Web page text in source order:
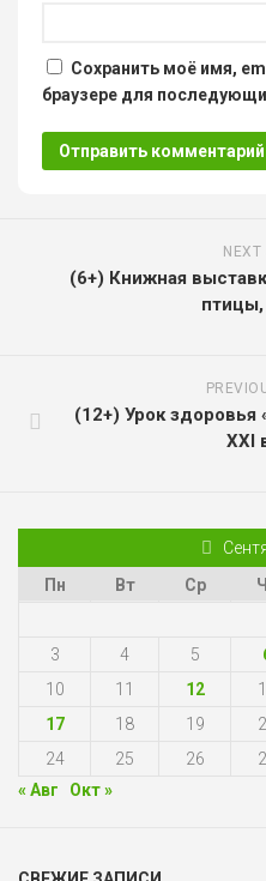
Сохранить моё имя,
браузере для
NEXT
(6+) Книжная
птицы,
(12+) Урок здоровья
XXI
Пн
Вт Ср
3
4 5
10
11 12
17
18 19
24
25 26
« Авг
Окт »